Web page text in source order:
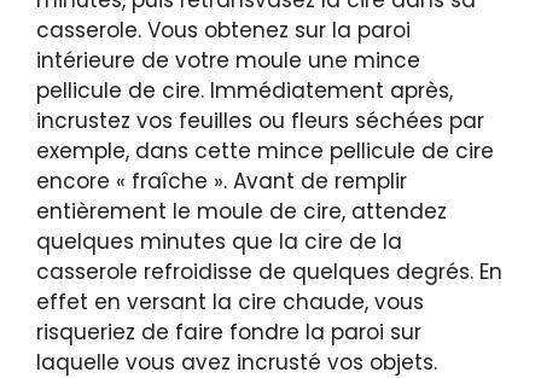
casserole. Vous obtenez sur la paroi
intérieure de votre moule une mince
pellicule de cire. Immédiatement après,
incrustez vos feuilles ou fleurs séchées par
exemple, dans cette mince pellicule de cire
encore « fraîche ». Avant de remplir
entièrement le moule de cire, attendez
quelques minutes que la cire de la
casserole refroidisse de quelques degrés. En
effet en versant la cire chaude, vous
risqueriez de faire fondre la paroi sur
laquelle vous avez incrusté vos objets.